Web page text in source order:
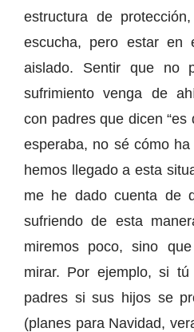
estructura de
escucha, pero estar en
aislado. Sentir que no
sufrimiento venga de
con padres que dicen
esperaba, no sé cómo
hemos llegado a esta
me he dado cuenta de
sufriendo de esta
miremos poco, sino
mirar. Por ejemplo, si
padres si sus hijos se
(planes para Navidad,